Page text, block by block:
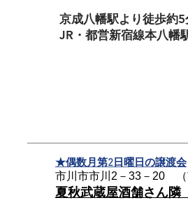
京成八幡駅より徒歩約5
JR ・都営新宿線本八幡
★偶数月第2日曜日の譲渡会
市川 市市川2－33－20 （
夏秋武蔵屋酒舗さん